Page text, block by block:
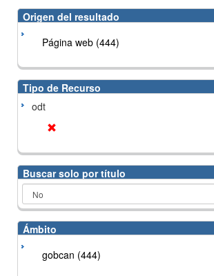
Origen del resultado
Página web (444)
Tipo de Recurso
odt
Buscar solo por título
Ámbito
gobcan (444)